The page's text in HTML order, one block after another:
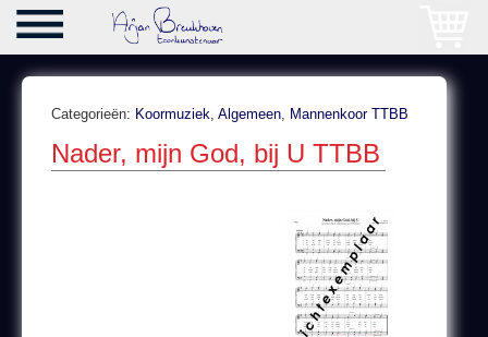
Categorieën: Koormuziek, Algemeen, Mannenkoor TTBB
Nader, mijn God, bij U TTBB